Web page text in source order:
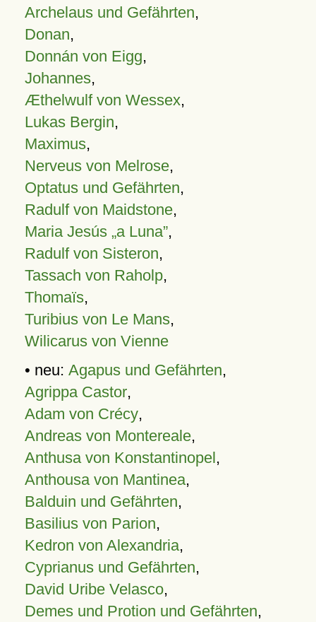
Archelaus und Gefährten,
Donan,
Donnán von Eigg,
Johannes,
Æthelwulf von Wessex,
Lukas Bergin,
Maximus,
Nerveus von Melrose,
Optatus und Gefährten,
Radulf von Maidstone,
Maria Jesús „a Luna”,
Radulf von Sisteron,
Tassach von Raholp,
Thomaïs,
Turibius von Le Mans,
Wilicarus von Vienne
• neu: Agapus und Gefährten,
Agrippa Castor,
Adam von Crécy,
Andreas von Montereale,
Anthusa von Konstantinopel,
Anthousa von Mantinea,
Balduin und Gefährten,
Basilius von Parion,
Kedron von Alexandria,
Cyprianus und Gefährten,
David Uribe Velasco,
Demes und Protion und Gefährten,